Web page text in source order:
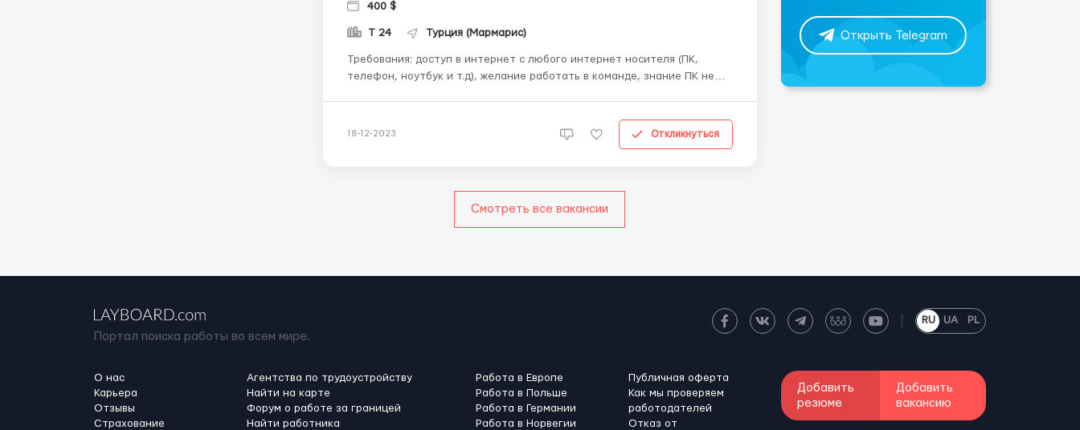
400 $
Т 24 Турция (Мармарис)
Требования: доступ в интернет с любого интернет носителя (ПК,
телефон, ноутбук и т.д), желание работать в команде, знание ПК не
18-12-2023 Откликнуться
Смотреть все вакансии
Открыть Telegram
Портал поиска работы во всем мире.
RU UA PL
О нас
Карьера
Отзывы
Страхование
Агентства по трудоустройству
Найти на карте
Форум о работе за границей
Найти работника
Работа в Европе
Работа в Польше
Работа в Германии
Работа в Норвегии
Публичная оферта
Как мы проверяем
работодателей
Отказ от
Добавить
резюме
Добавить
вакансию